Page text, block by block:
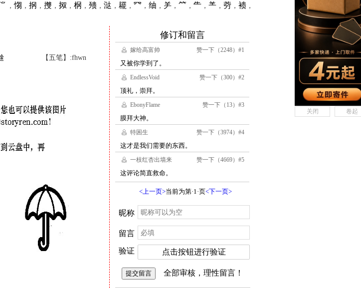
⺌ ， 㥮 ， 㧏 ， 㩳， 㧐 ， 㭎 ， 㱮， 㳠 ， 䎱 ， ⺳ ， 䌷 ， ⺶， ⺮ ， ⺧， ⺷， 䓖， 䙌，
【五笔】:fhwn
关闭 卷起